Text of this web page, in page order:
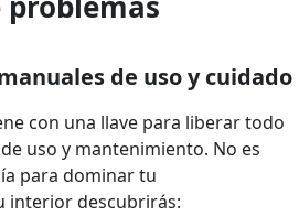
de uso y cuidado
con una llave para liberar todo
uso y mantenimiento. No es
para dominar tu
interior descubrirás: